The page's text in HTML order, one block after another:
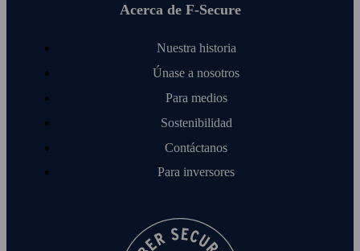
Acerca de F‑Secure
Nuestra historia
Únase a nosotros
Para medios
Sostenibilidad
Contáctanos
Para inversores